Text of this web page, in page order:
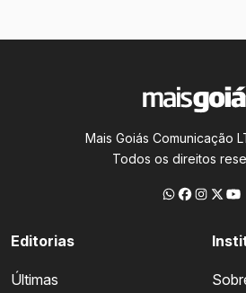
Mais Goiás Comunicação
Todos os direitos
Editorias
Últimas